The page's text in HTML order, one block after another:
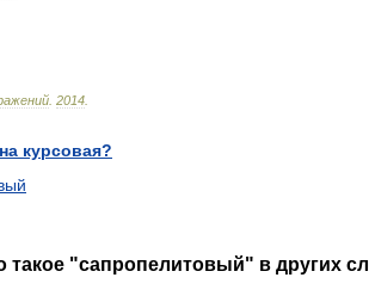
2014
курсовая?
такое "сапропелитовый" в других